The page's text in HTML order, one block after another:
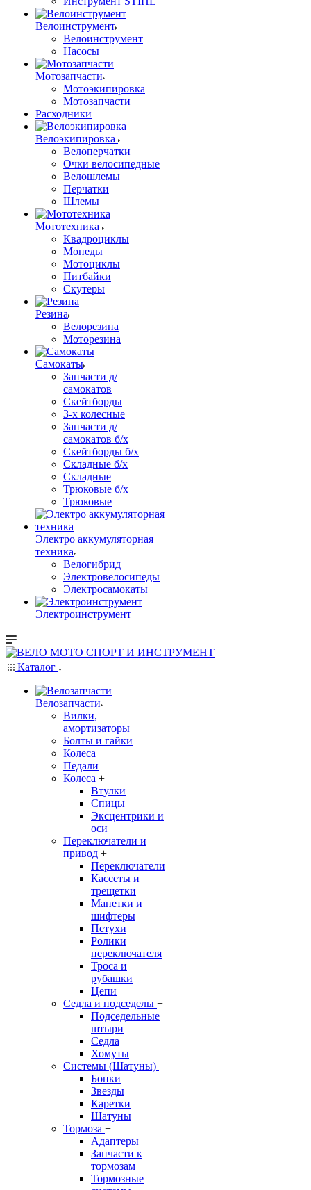
Велоинструмент
Велоинструмент
Насосы
Мотозапчасти
Мотоэкипировка
Мотозапчасти
Расходники
Велоэкипировка
Велоперчатки
Очки велосипедные
Велошлемы
Перчатки
Шлемы
Мототехника
Квадроциклы
Мопеды
Мотоциклы
Питбайки
Скутеры
Резина
Велорезина
Моторезина
Самокаты
Запчасти д/
самокатов
Скейтборды
3-х колесные
Запчасти д/
самокатов б/х
Скейтборды б/х
Складные б/х
Складные
Трюковые б/х
Трюковые
Электро аккумуляторная
техника
Велогибрид
Электровелосипеды
Электросамокаты
Электроинструмент
Каталог
Велозапчасти
Вилки,
амортизаторы
Болты и гайки
Колеса
Педали
Колеса +
Втулки
Спицы
Эксцентрики и
оси
Переключатели и
привод +
Переключатели
Кассеты и
трещетки
Манетки и
шифтеры
Петухи
Ролики
переключателя
Троса и
рубашки
Цепи
Седла и подседелы +
Подседельные
штыри
Седла
Хомуты
Системы (Шатуны) +
Бонки
Звезды
Каретки
Шатуны
Тормоза +
Адаптеры
Запчасти к
тормозам
Тормозные